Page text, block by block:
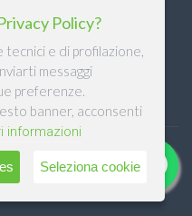
& Software mCommerce by
Policy?
e di profilazione,
messaggi
preferenze.
banner, acconsenti
informazioni
Seleziona cookie